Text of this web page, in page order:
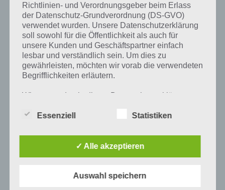
Risse im Fels eingehängt.
Auf WhatsApp teilen Teilen auf Facebook
Tweet auf Twitter
Mehr Artikel hier auf Touchportal
Richtlinien- und Verordnungsgeber beim Erlass
der Datenschutz-Grundverordnung (DS-GVO)
verwendet wurden. Unsere Datenschutzerklärung
soll sowohl für die Öffentlichkeit als auch für
unsere Kunden und Geschäftspartner einfach
lesbar und verständlich sein. Um dies zu
gewährleisten, möchten wir vorab die verwendeten
Begrifflichkeiten erläutern.
Wir verwenden in dieser Datenschutzerklärung
Informationen, die sich auf eine identifizierte
Essenziell Statistiken
✓ Alle akzeptieren
Auswahl speichern